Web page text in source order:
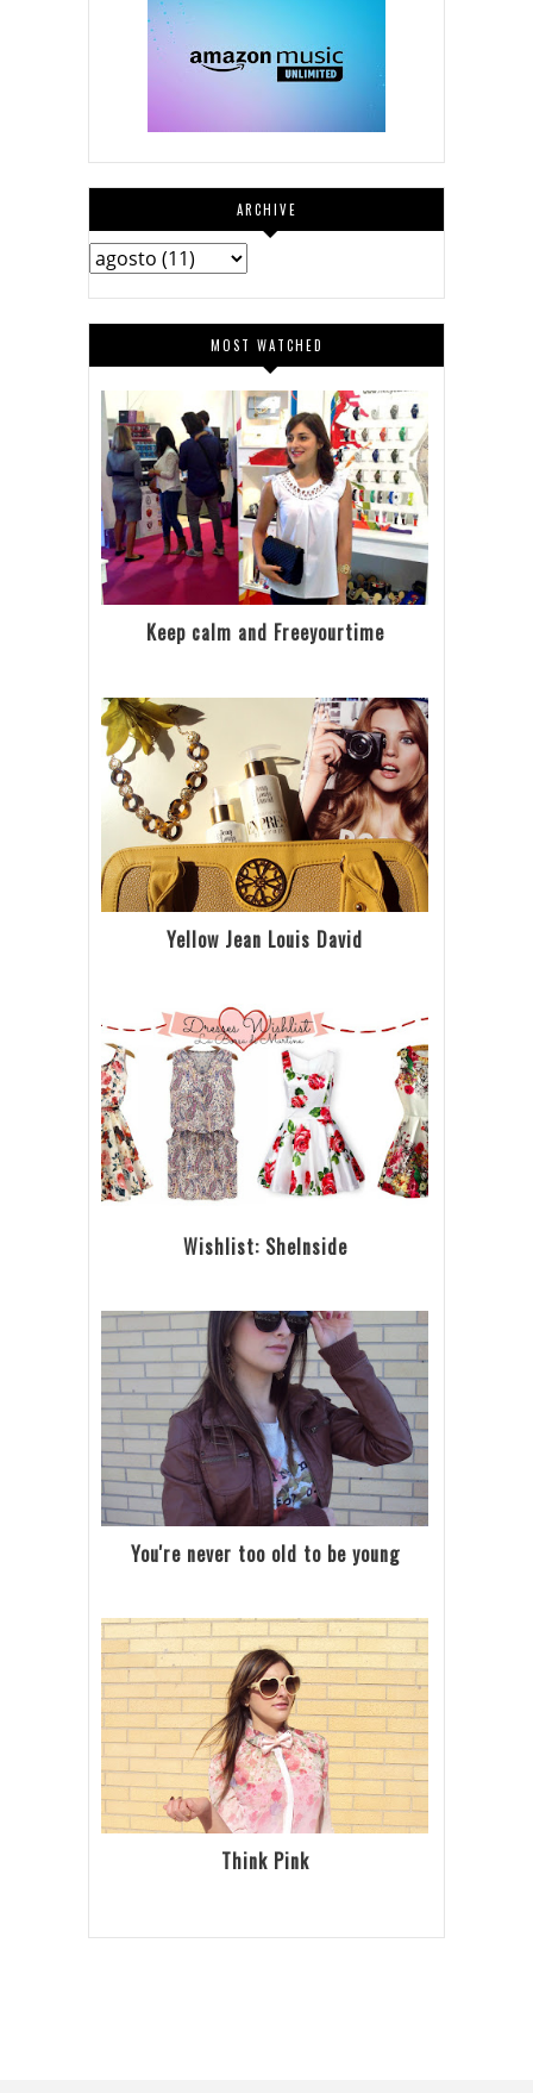
ARCHIVE
MOST WATCHED
Keep calm and Freeyourtime
Yellow Jean Louis David
Wishlist: SheInside
You're never too old to be young
Think Pink